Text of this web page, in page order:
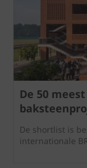
De 50
De shortlist is
internationale